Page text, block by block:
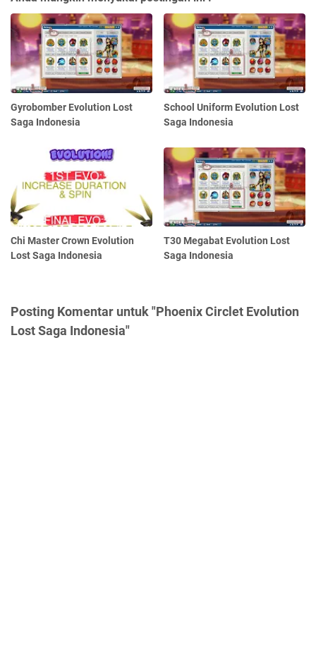
Gyrobomber Evolution Lost
Saga Indonesia
School Uniform Evolution Lost
Saga Indonesia
Chi Master Crown Evolution
Lost Saga Indonesia
T30 Megabat Evolution Lost
Saga Indonesia
Posting Komentar untuk "Phoenix Circlet Evolution
Lost Saga Indonesia"